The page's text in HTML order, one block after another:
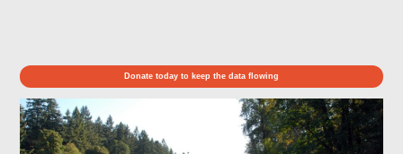
Donate today to keep the data flowing